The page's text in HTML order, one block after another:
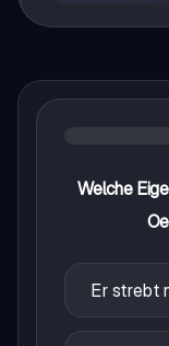
Welche
Er strebt